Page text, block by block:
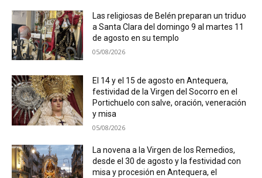
Las religiosas de Belén preparan un triduo
a Santa Clara del domingo 9 al martes 11
de agosto en su templo
05/08/2026
El 14 y el 15 de agosto en Antequera,
festividad de la Virgen del Socorro en el
Portichuelo con salve, oración, veneración
y misa
05/08/2026
La novena a la Virgen de los Remedios,
desde el 30 de agosto y la festividad con
misa y procesión en Antequera, el